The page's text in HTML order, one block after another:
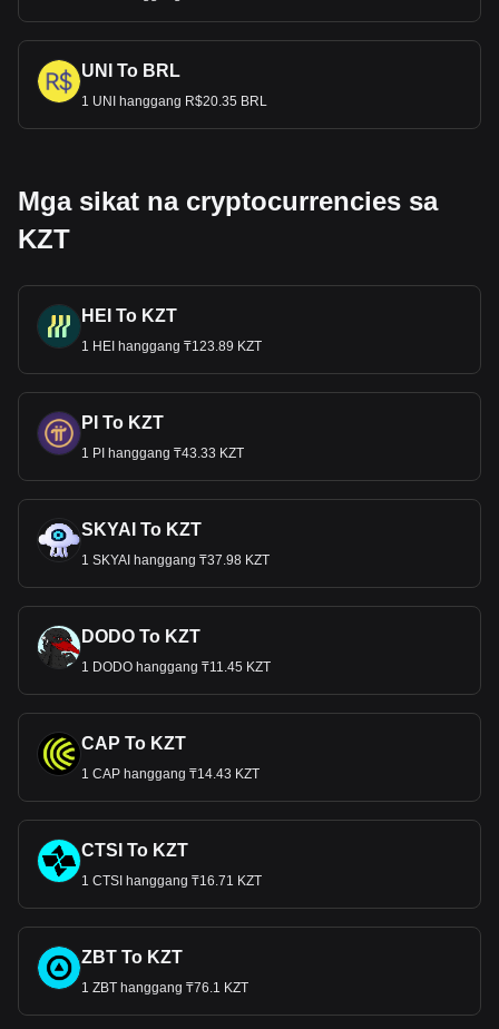
UNI To BRL
1 UNI hanggang R$20.35 BRL
Mga sikat na cryptocurrencies sa
KZT
HEI To KZT
1 HEI hanggang ₸123.89 KZT
PI To KZT
1 PI hanggang ₸43.33 KZT
SKYAI To KZT
1 SKYAI hanggang ₸37.98 KZT
DODO To KZT
1 DODO hanggang ₸11.45 KZT
CAP To KZT
1 CAP hanggang ₸14.43 KZT
CTSI To KZT
1 CTSI hanggang ₸16.71 KZT
ZBT To KZT
1 ZBT hanggang ₸76.1 KZT